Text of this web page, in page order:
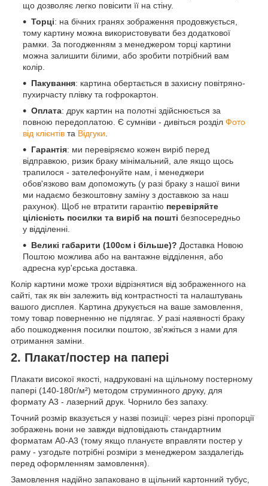
що дозволяє легко повісити її на стіну.
Торці: на бічних гранях зображення продовжується,
тому картину можна використовувати без додаткової
рамки. За погодженням з менеджером торці картини
можна залишити білими, або зробити потрібний вам
колір.
Пакування: картина обертається в захисну повітряно-
пухирчасту плівку та гофрокартон.
Оплата: друк картин на полотні здійснюється за
повною передоплатою. Є сумніви - дивіться розділ Фото
від клієнтів та Відгуки.
Гарантія: ми перевіряємо кожен виріб перед
відправкою, ризик браку мінімальний, але якщо щось
трапилося - зателефонуйте нам, і менеджери
обов'язково вам допоможуть (у разі браку з нашої вини
ми надаємо безкоштовну заміну з доставкою за наш
рахунок). Щоб не втратити гарантію перевіряйте
цілісність посилки та виріб на пошті безпосередньо
у відділенні.
Великі габарити (100см і більше)? Доставка Новою
Поштою можлива або на вантажне відділення, або
адресна кур'єрська доставка.
Колір картини може трохи відрізнятися від зображенного на
сайті, так як він залежить від контрастності та налаштувань
вашого дисплея. Картина друкується на ваше замовлення,
тому товар поверненню не підлягає. У разі наявності браку
або пошкодження посилки поштою, зв'яжіться з нами для
отримання заміни.
2. Плакат/постер на папері
Плакати високої якості, надруковані на щільному постерному
папері (140-180г/м²) методом струминного друку, для
формату А3 - лазерний друк. Чорнило без запаху.
Точний розмір вказується у назві позиції: через різні пропорції
зображень вони не завжди відповідають стандартним
форматам А0-А3 (тому якщо плануєте вправляти постер у
раму - узгодьте потрібні розміри з менеджером заздалегідь
перед оформленням замовлення).
Замовлення надійно запаковано в щільний картонний тубус,